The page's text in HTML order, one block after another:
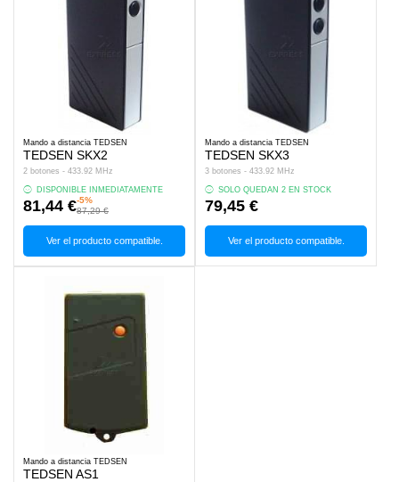
Mando a distancia TEDSEN
TEDSEN SKX2
2 botones - 433.92 MHz
DISPONIBLE INMEDIATAMENTE
81,44 €-5%
87,29 €
Ver el producto compatible.
Mando a distancia TEDSEN
TEDSEN SKX3
3 botones - 433.92 MHz
SOLO QUEDAN 2 EN STOCK
79,45 €
Ver el producto compatible.
Mando a distancia TEDSEN
TEDSEN AS1